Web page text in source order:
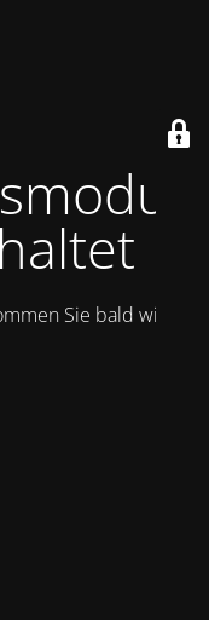
Sie bald wieder.